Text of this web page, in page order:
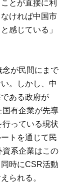
とが直接に利
ければ中国市
感じている」
が民間にまで
。しかし、中
ある政府が
有企業が先導
っている現状
トを通じて民
資系企業はこの
時にCSR活動
られる。